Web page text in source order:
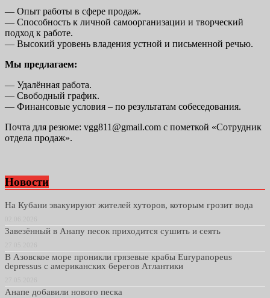
— Опыт работы в сфере продаж.
— Способность к личной самоорганизации и творческий
подход к работе.
— Высокий уровень владения устной и письменной речью.
Мы предлагаем:
— Удалённая работа.
— Свободный график.
— Финансовые условия – по результатам собеседования.
Почта для резюме: vgg811@gmail.com с пометкой «Сотрудник
отдела продаж».
Новости
На Кубани эвакуируют жителей хуторов, которым грозит вода
Завезённый в Анапу песок приходится сушить и сеять
В Азовское море проникли грязевые крабы Eurypanopeus
depressus с американских берегов Атлантики
Анапе добавили нового песка